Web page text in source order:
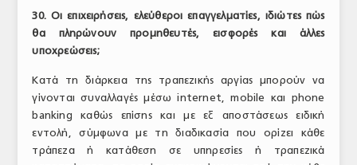
30. Οι επιχειρήσεις, ελεύθεροι επαγγελματίες, ιδιώτες πώς
θα πληρώνουν προμηθευτές, εισφορές και άλλες
υποχρεώσεις;
Κατά τη διάρκεια της τραπεζικής αργίας μπορούν να
γίνονται συναλλαγές μέσω internet, mobile και phone
banking καθώς επίσης και με εξ αποστάσεως ειδική
εντολή, σύμφωνα με τη διαδικασία που ορίζει κάθε
τράπεζα ή κατάθεση σε υπηρεσίες ή τραπεζικά